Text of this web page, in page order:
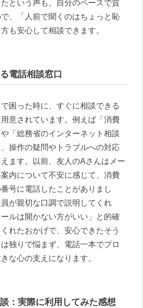
という声も。自分のペースで質
、「人前で聞くのはちょっと恥
も安心して相談できます。
電話相談窓口
困った時に、すぐに相談できる
意されています。例えば「消費
「総務省のインターネット相談
操作の疑問やトラブルへの対応
ます。以前、友人のAさんはメー
内について不安に感じて、消費
号に電話したことがありまし
が親切な口調で説明してくれ
ルは開かない方がいい」と的確
れたおかげで、安心できたそう
独りで悩まず、電話一本でプロ
な心の支えになります。
：実際に利用してみた感想